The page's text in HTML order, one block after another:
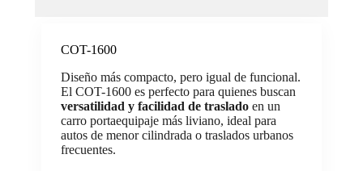
COT-1600
Diseño más compacto, pero igual de funcional.
El COT-1600 es perfecto para quienes buscan
versatilidad y facilidad de trasladoen un
carro portaequipaje más liviano, ideal para
autos de menor cilindrada o traslados urbanos
frecuentes.